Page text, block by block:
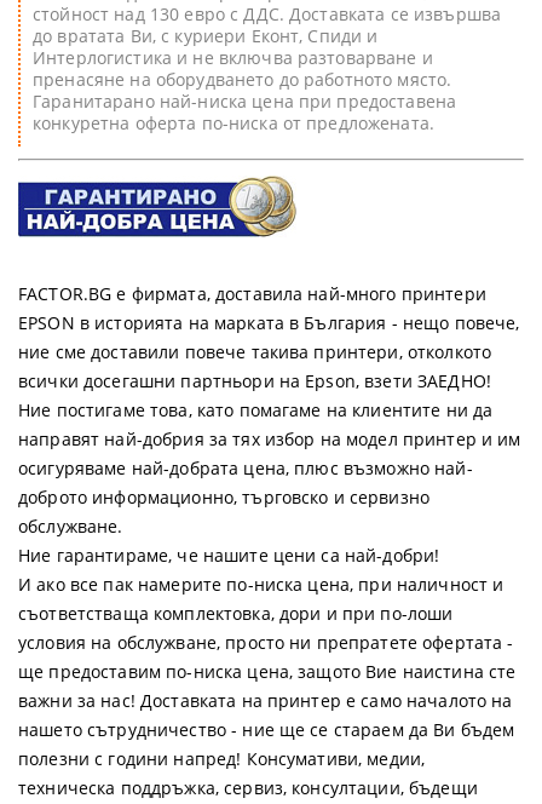
стойност над 130 евро с ДДС. Доставката се извършва
до вратата Ви, с куриери Еконт, Спиди и
Интерлогистика и не включва разтоварване и
пренасяне на оборудването до работното място.
Гаранитарано най-ниска цена при предоставена
конкуретна оферта по-ниска от предложената.
FACTOR.BG е фирмата, доставила най-много принтери
EPSON в историята на марката в България - нещо повече,
ние сме доставили повече такива принтери, отколкото
всички досегашни партньори на Epson, взети ЗАЕДНО!
Ние постигаме това, като помагаме на клиентите ни да
направят най-добрия за тях избор на модел принтер и им
осигуряваме най-добрата цена, плюс възможно най-
доброто информационно, търговско и сервизно
обслужване.
Ние гарантираме, че нашите цени са най-добри!
И ако все пак намерите по-ниска цена, при наличност и
съответстваща комплектовка, дори и при по-лоши
условия на обслужване, просто ни препратете офертата -
ще предоставим по-ниска цена, защото Вие наистина сте
важни за нас! Доставката на принтер е само началото на
нашето сътрудничество - ние ще се стараем да Ви бъдем
полезни с години напред! Консумативи, медии,
техническа поддръжка, сервиз, консултации, бъдещи